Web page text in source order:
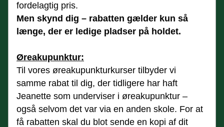
fordelagtig pris.
Men skynd dig – rabatten gælder kun så
længe, der er ledige pladser på holdet.
Øreakupunktur:
Til vores øreakupunkturkurser tilbyder vi
samme rabat til dig, der tidligere har haft
Jeanette som underviser i øreakupunktur –
også selvom det var via en anden skole. For at
få rabatten skal du blot sende en kopi af dit